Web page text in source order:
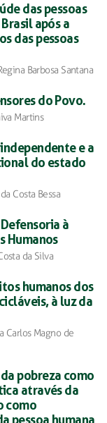
das pessoas
após a
das pessoas
Barbosa Santana
do Povo.
Martins
e a
do estado
Costa Bessa
à
Humanos
da Silva
humanos dos
à luz da
Carlos Magno de
pobreza como
através da
como
pessoa humana